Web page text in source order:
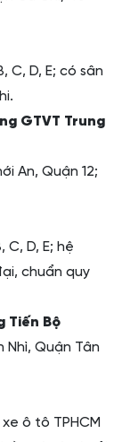
D, E; có sân
GTVT Trung
An, Quận 12;
D, E; hệ
chuẩn quy
Tiến Bộ
Nhì, Quận Tân
ô tô TPHCM